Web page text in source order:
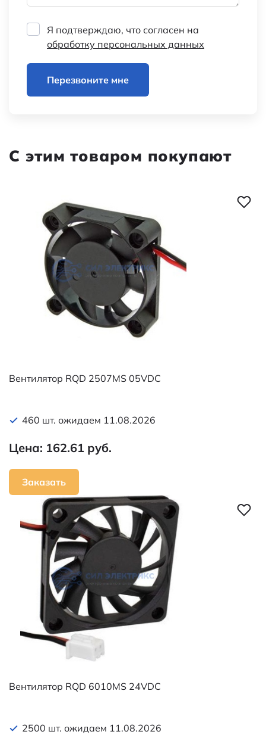
Я подтверждаю, что согласен на
обработку персональных данных
Перезвоните мне
С этим товаром покупают
Вентилятор RQD 2507MS 05VDC
460 шт. ожидаем 11.08.2026
Цена: 162.61 руб.
Заказать
Вентилятор RQD 6010MS 24VDC
2500 шт. ожидаем 11.08.2026